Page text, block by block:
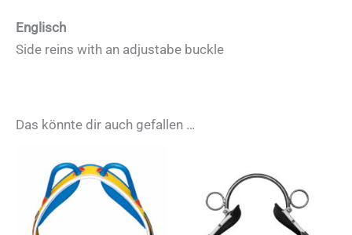
Englisch
Side reins with an adjustabe buckle
Das könnte dir auch gefallen …